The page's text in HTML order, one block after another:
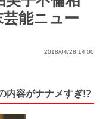
能ニュー
2018/04/28 14:00
内容がナナメすぎ!?